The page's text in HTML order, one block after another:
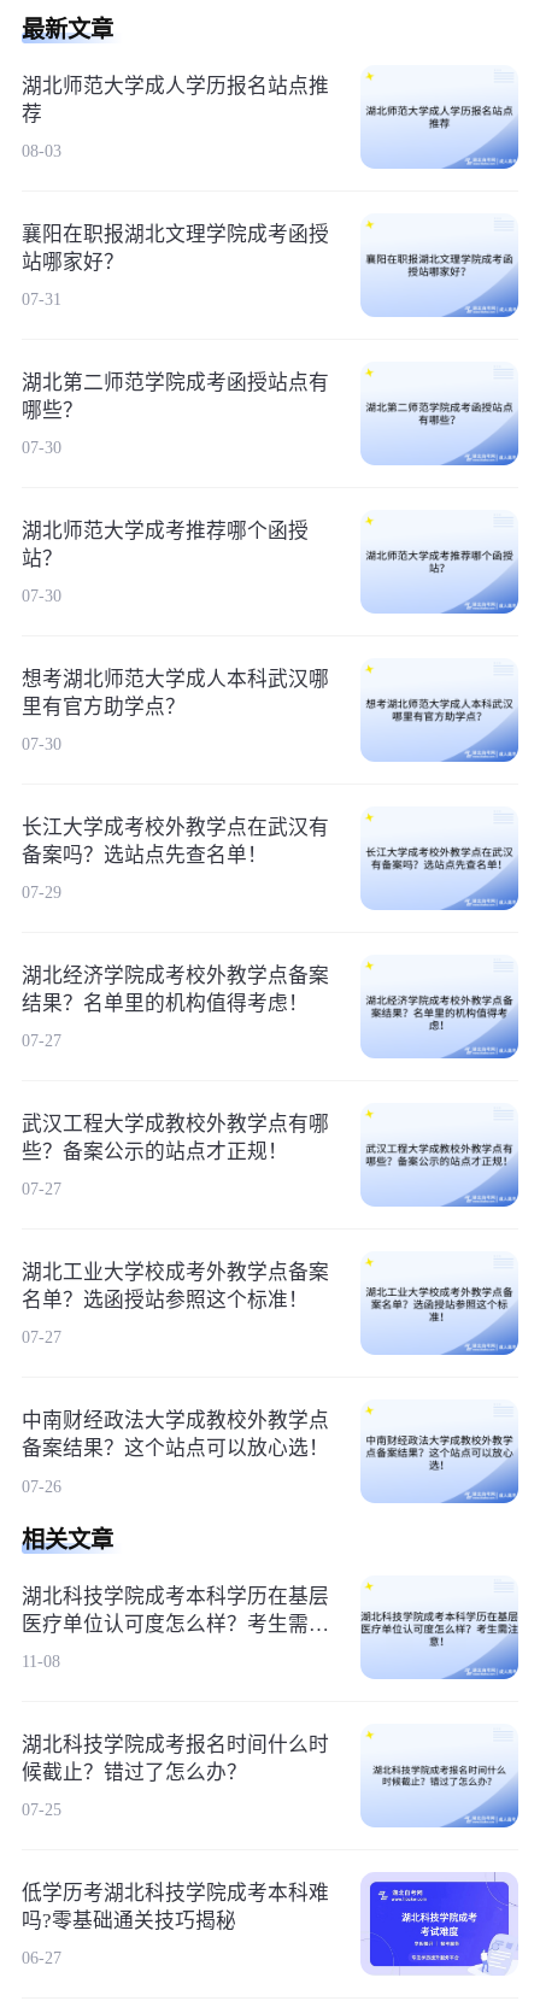
最新文章
湖北师范大学成人学历报名站点推
荐
08-03
襄阳在职报湖北文理学院成考函授
站哪家好？
07-31
湖北第二师范学院成考函授站点有
哪些？
07-30
湖北师范大学成考推荐哪个函授
站？
07-30
想考湖北师范大学成人本科武汉哪
里有官方助学点？
07-30
长江大学成考校外教学点在武汉有
备案吗？选站点先查名单！
07-29
湖北经济学院成考校外教学点备案
结果？名单里的机构值得考虑！
07-27
武汉工程大学成教校外教学点有哪
些？备案公示的站点才正规！
07-27
湖北工业大学校成考外教学点备案
名单？选函授站参照这个标准！
07-27
中南财经政法大学成教校外教学点
备案结果？这个站点可以放心选！
07-26
相关文章
湖北科技学院成考本科学历在基层
医疗单位认可度怎么样？考生需注
意！
11-08
湖北科技学院成考报名时间什么时
候截止？错过了怎么办？
07-25
低学历考湖北科技学院成考本科难
吗?零基础通关技巧揭秘
06-27